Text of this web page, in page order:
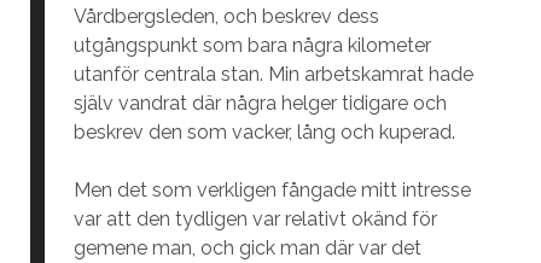
Vårdbergsleden, och beskrev dess
utgångspunkt som bara några kilometer
utanför centrala stan. Min arbetskamrat hade
själv vandrat där några helger tidigare och
beskrev den som vacker, lång och kuperad.
Men det som verkligen fångade mitt intresse
var att den tydligen var relativt okänd för
gemene man, och gick man där var det